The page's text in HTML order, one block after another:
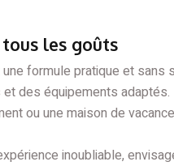
tous les goûts
formule pratique et sans
des équipements adaptés.
ou une maison de
inoubliable,